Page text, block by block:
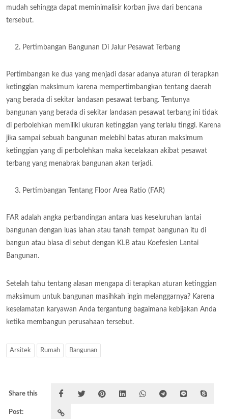
mudah sehingga dapat meminimalisir korban jiwa dari bencana
tersebut.
Pertimbangan Bangunan Di Jalur Pesawat Terbang
Pertimbangan ke dua yang menjadi dasar adanya aturan di terapkan
ketinggian maksimum karena mempertimbangkan tentang daerah
yang berada di sekitar landasan pesawat terbang. Tentunya
bangunan yang berada di sekitar landasan pesawat terbang ini tidak
di perbolehkan memiliki ukuran ketinggian yang terlalu tinggi. Karena
jika sampai sebuah bangunan melebihi batas aturan maksimum
ketinggian yang di perbolehkan maka kecelakaan akibat pesawat
terbang yang menabrak bangunan akan terjadi.
Pertimbangan Tentang Floor Area Ratio (FAR)
FAR adalah angka perbandingan antara luas keseluruhan lantai
bangunan dengan luas lahan atau tanah tempat bangunan itu di
bangun atau biasa di sebut dengan KLB atau Koefesien Lantai
Bangunan.
Setelah tahu tentang alasan mengapa di terapkan aturan ketinggian
maksimum untuk bangunan masihkah ingin melanggarnya? Karena
keselamatan karyawan Anda tergantung bagaimana kebijakan Anda
ketika membangun perusahaan tersebut.
Arsitek Rumah Bangunan
Share this
Post: